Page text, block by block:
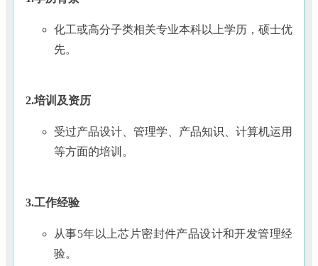
化工或高分子类相关专业本科以上学历，硕士优
先。
2.培训及资历
受过产品设计、管理学、产品知识、计算机运用
等方面的培训。
3.工作经验
从事5年以上芯片密封件产品设计和开发管理经
验。